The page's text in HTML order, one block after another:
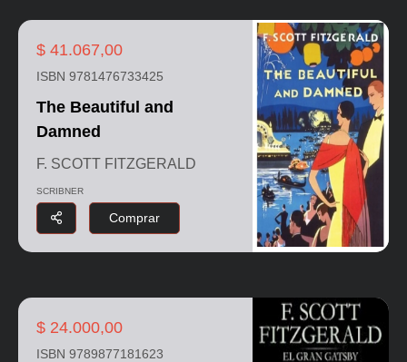
$ 41.067,00
ISBN 9781476733425
The Beautiful and
Damned
F. SCOTT FITZGERALD
SCRIBNER
Comprar
$ 24.000,00
ISBN 9789877181623